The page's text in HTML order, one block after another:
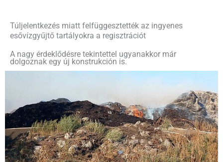
Túljelentkezés miatt felfüggesztették az ingyenes
esővízgyűjtő tartályokra a regisztrációt
A nagy érdeklődésre tekintettel ugyanakkor már
dolgoznak egy új konstrukción is.